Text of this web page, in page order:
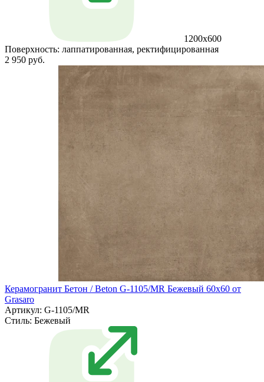
1200x600
Поверхность: лаппатированная, ректифицированная
2 950 руб.
Керамогранит Бетон / Beton G-1105/MR Бежевый 60х60 от
Grasaro
Артикул: G-1105/MR
Стиль: Бежевый